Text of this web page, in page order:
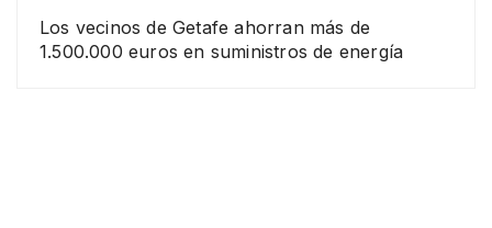
Los vecinos de Getafe ahorran más de
1.500.000 euros en suministros de energía